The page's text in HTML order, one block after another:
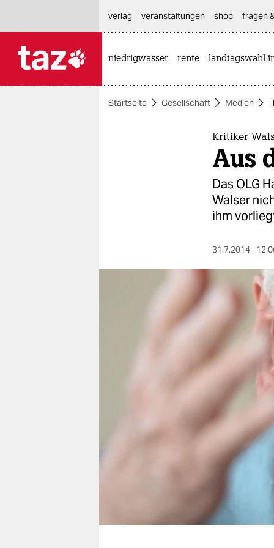
themen
genossenschaft
verlag
veranstaltungen shop fragen
niedrigwasser rente landtagswahl
Startseite Gesellschaft Medien
Kritiker
Aus
Das OLG
Walser
ihm
31.7.2014